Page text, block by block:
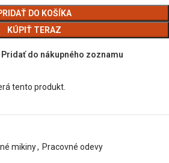
DO KOŠÍKA
KÚPIŤ TERAZ
Pridať do nákupného zoznamu
tento produkt.
mikiny, Pracovné odevy